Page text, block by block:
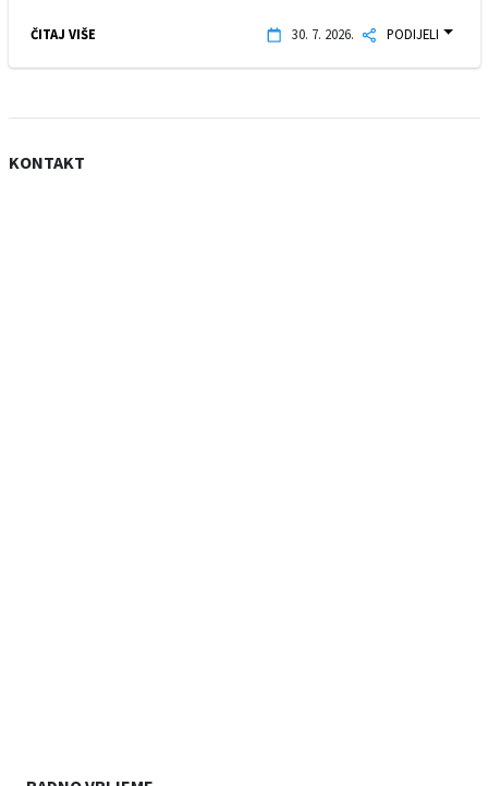
ČITAJ VIŠE 30. 7. 2026. PODIJELI
KONTAKT